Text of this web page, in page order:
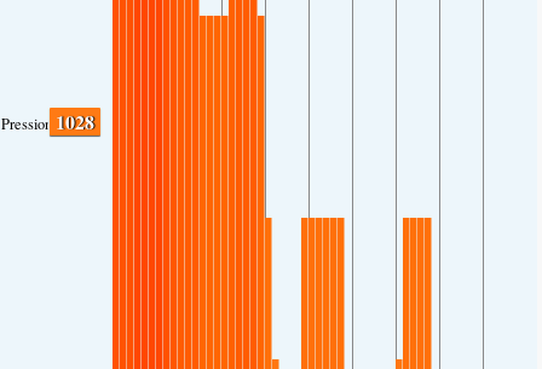
Pression 1028